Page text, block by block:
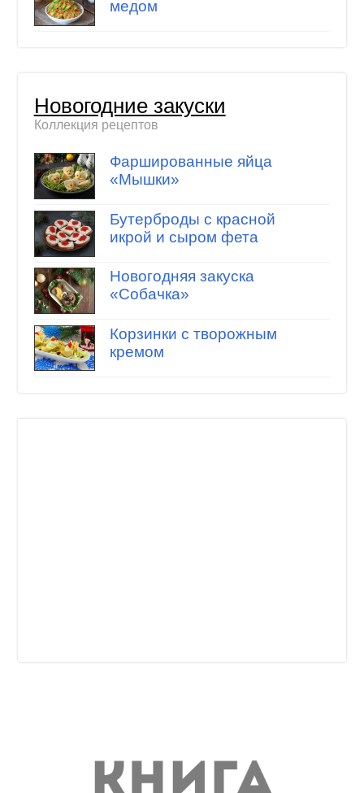
медом
Новогодние закуски
Коллекция рецептов
Фаршированные яйца
«Мышки»
Бутерброды с красной
икрой и сыром фета
Новогодняя закуска
«Собачка»
Корзинки с творожным
кремом